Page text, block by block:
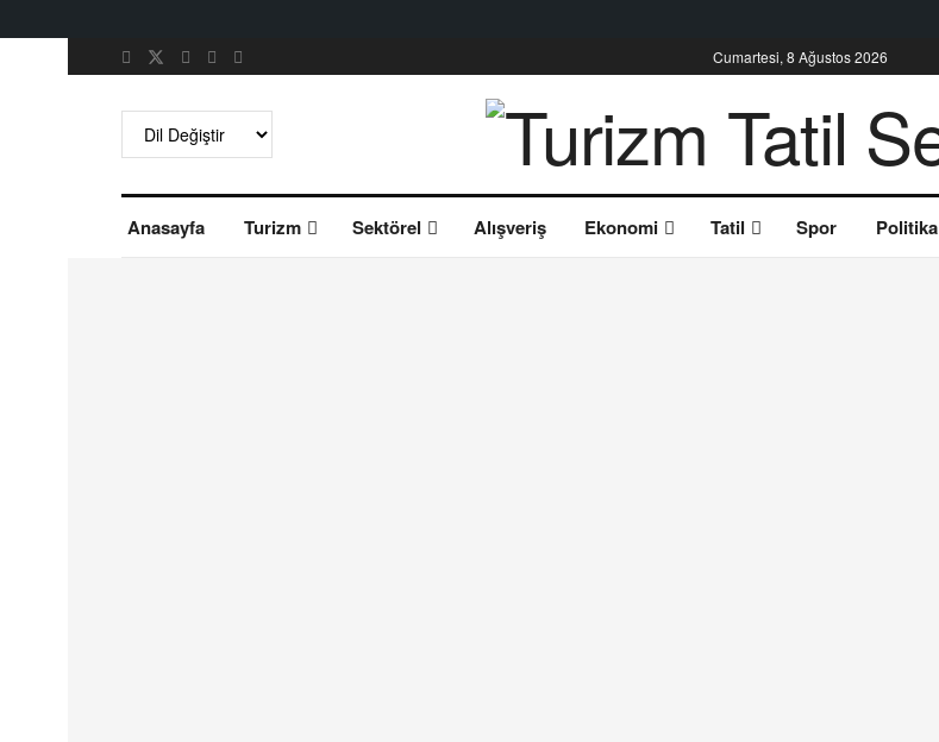
Cumartesi, 8 Ağustos 2026
Anasayfa Turizm Sektörel Alışveriş Ekonomi Tatil Spor Politika